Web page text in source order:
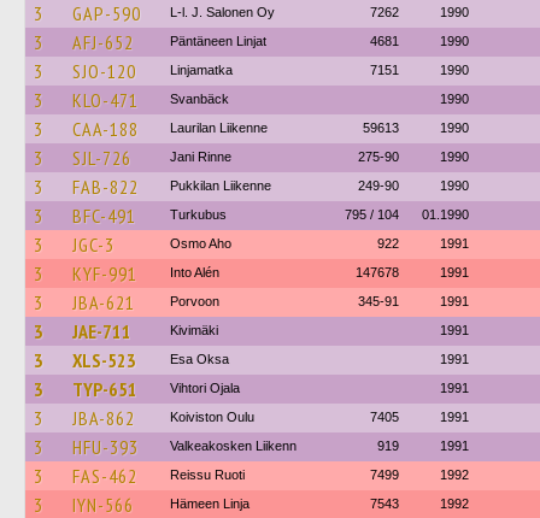
3 GAP-590 L-l. J. Salonen Oy 7262 1990
3 AFJ-652 Päntäneen Linjat 4681 1990
3 SJO-120 Linjamatka 7151 1990
3 KLO-471 Svanbäck 1990
3 CAA-188 Laurilan Liikenne 59613 1990
3 SJL-726 Jani Rinne 275-90 1990
3 FAB-822 Pukkilan Liikenne 249-90 1990
3 BFC-491 Turkubus 795 / 104 01.1990
3 JGC-3 Osmo Aho 922 1991
3 KYF-991 Into Alén 147678 1991
3 JBA-621 Porvoon 345-91 1991
3 JAE-711 Kivimäki 1991
3 XLS-523 Esa Oksa 1991
3 TYP-651 Vihtori Ojala 1991
3 JBA-862 Koiviston Oulu 7405 1991
3 HFU-393 Valkeakosken Liikenn 919 1991
3 FAS-462 Reissu Ruoti 7499 1992
3 IYN-566 Hämeen Linja 7543 1992